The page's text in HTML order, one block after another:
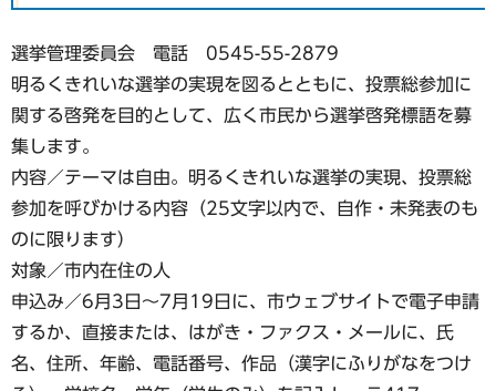
選挙管理委員会 電話 0545-55-2879
明るくきれいな選挙の実現を図るとともに、投票総参加に
関する啓発を目的として、広く市民から選挙啓発標語を募
集します。
内容／テーマは自由。明るくきれいな選挙の実現、投票総
参加を呼びかける内容（25文字以内で、自作・未発表のも
のに限ります）
対象／市内在住の人
申込み／6月3日～7月19日に、市ウェブサイトで電子申請
するか、直接または、はがき・ファクス・メールに、氏
名、住所、年齢、電話番号、作品（漢字にふりがなをつけ